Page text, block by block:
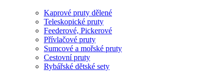
Kaprové pruty dělené
Teleskopické pruty
Feederové, Pickerové
Přívlačové pruty
Sumcové a mořské pruty
Cestovní pruty
Rybářské dětské sety